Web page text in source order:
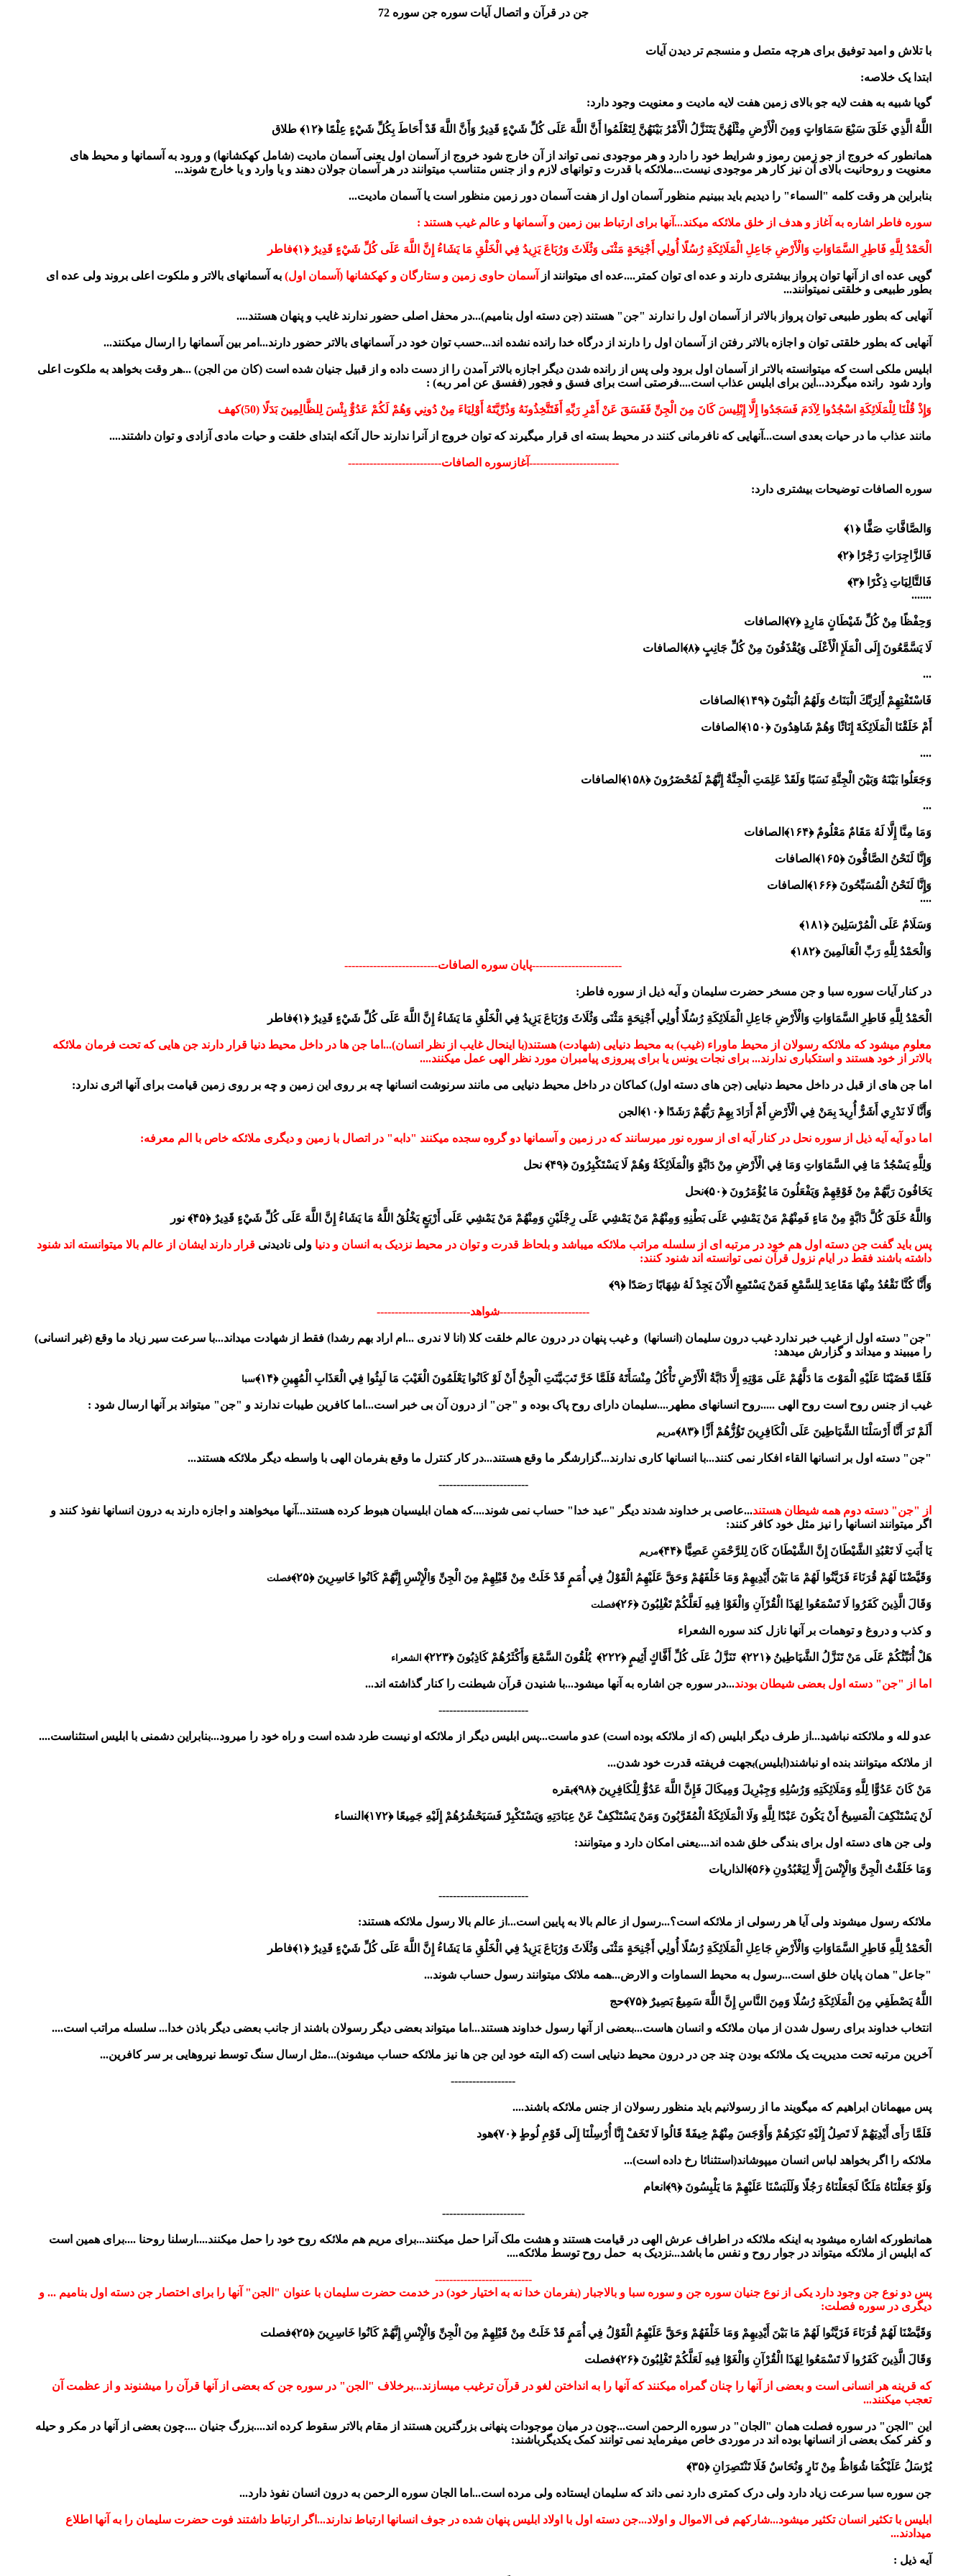
جن در قرآن و اتصال آیات سوره جن سوره 72
با تلاش و امید توفیق برای هرچه متصل و منسجم تر دیدن آیات
ابتدا یک خلاصه:
گویا شبیه به هفت لایه جو بالای زمین هفت لایه مادیت و معنویت وجود دارد:
اللَّهُ الَّذِي خَلَقَ سَبْعَ سَمَاوَاتٍ وَمِنَ الْأَرْضِ مِثْلَهُنَّ يَتَنَزَّلُ الْأَمْرُ بَيْنَهُنَّ لِتَعْلَمُوا أَنَّ اللَّهَ عَلَى كُلِّ شَيْءٍ قَدِيرٌ وَأَنَّ اللَّهَ قَدْ أَحَاطَ بِكُلِّ شَيْءٍ عِلْمًا ﴿۱۲﴾ طلاق
همانطور که خروج از جو زمین رموز و شرایط خود را دارد و هر موجودی نمی تواند از آن خارج شود خروج از آسمان اول یعنی آسمان مادیت (شامل کهکشانها) و ورود به آسمانها و محیط های
معنویت و روحانیت بالای آن نیز کار هر موجودی نیست...ملائکه با قدرت و توانهای لازم و از جنس متناسب میتوانند در هر آسمان جولان دهند و یا وارد و یا خارج شوند...
بنابراین هر وقت کلمه "السماء" را دیدیم باید ببینیم منظور آسمان اول از هفت آسمان دور زمین منظور است یا آسمان مادیت...
سوره فاطر اشاره به آغاز و هدف از خلق ملائکه میکند...آنها برای ارتباط بین زمین و آسمانها و عالم غیب هستند :
الْحَمْدُ لِلَّهِ فَاطِرِ السَّمَاوَاتِ وَالْأَرْضِ جَاعِلِ الْمَلَائِكَةِ رُسُلًا أُولِي أَجْنِحَةٍ مَثْنَى وَثُلَاثَ وَرُبَاعَ يَزِيدُ فِي الْخَلْقِ مَا يَشَاءُ إِنَّ اللَّهَ عَلَى كُلِّ شَيْءٍ قَدِيرٌ ﴿۱﴾ فاطر
گویی عده ای از آنها توان پرواز بیشتری دارند و عده ای توان کمتر....عده ای میتوانند از آسمان حاوی زمین و ستارگان و کهکشانها (آسمان اول) به آسمانهای بالاتر و ملکوت اعلی بروند ولی عده ای
بطور طبیعی و خلقتی نمیتوانند...
آنهایی که بطور طبیعی توان پرواز بالاتر از آسمان اول را ندارند "جن" هستند (جن دسته اول بنامیم)...در محفل اصلی حضور ندارند غایب و پنهان هستند....
آنهایی که بطور خلقتی توان و اجازه بالاتر رفتن از آسمان اول را دارند از درگاه خدا رانده نشده اند...حسب توان خود در آسمانهای بالاتر حضور دارند...امر بین آسمانها را ارسال میکنند...
ابلیس ملکی است که میتوانسته بالاتر از آسمان اول برود ولی پس از رانده شدن دیگر اجازه بالاتر آمدن را از دست داده و از قبیل جنیان شده است (کان من الجن) ...هر وقت بخواهد به ملکوت اعلی
وارد شود رانده میگردد...این برای ابلیس عذاب است....فرصتی است برای فسق و فجور (ففسق عن امر ربه) :
وَإِذْ قُلْنَا لِلْمَلَائِكَةِ اسْجُدُوا لِآدَمَ فَسَجَدُوا إِلَّا إِبْلِيسَ كَانَ مِنَ الْجِنِّ فَفَسَقَ عَنْ أَمْرِ رَبِّهِ أَفَتَتَّخِذُونَهُ وَذُرِّيَّتَهُ أَوْلِيَاءَ مِنْ دُونِي وَهُمْ لَكُمْ عَدُوٌّ بِئْسَ لِلظَّالِمِينَ بَدَلًا (50)کهف
مانند عذاب ما در حیات بعدی است...آنهایی که نافرمانی کنند در محیط بسته ای قرار میگیرند که توان خروج از آنرا ندارند حال آنکه ابتدای خلقت و حیات مادی آزادی و توان داشتند....
-------------------------آغازسوره الصافات--------------------------
سوره الصافات توضیحات بیشتری دارد:
وَالصَّافَّاتِ صَفًّا ﴿۱﴾
فَالزَّاجِرَاتِ زَجْرًا ﴿۲﴾
فَالتَّالِيَاتِ ذِكْرًا ﴿۳﴾
.......
وَحِفْظًا مِنْ كُلِّ شَيْطَانٍ مَارِدٍ ﴿۷﴾ الصافات
لَا يَسَّمَّعُونَ إِلَى الْمَلَإِ الْأَعْلَى وَيُقْذَفُونَ مِنْ كُلِّ جَانِبٍ ﴿۸﴾ الصافات
...
فَاسْتَفْتِهِمْ أَلِرَبِّكَ الْبَنَاتُ وَلَهُمُ الْبَنُونَ ﴿۱۴۹﴾ الصافات
أَمْ خَلَقْنَا الْمَلَائِكَةَ إِنَاثًا وَهُمْ شَاهِدُونَ ﴿۱۵۰﴾ الصافات
....
وَجَعَلُوا بَيْنَهُ وَبَيْنَ الْجِنَّةِ نَسَبًا وَلَقَدْ عَلِمَتِ الْجِنَّةُ إِنَّهُمْ لَمُحْضَرُونَ ﴿۱۵۸﴾ الصافات
...
وَمَا مِنَّا إِلَّا لَهُ مَقَامٌ مَعْلُومٌ ﴿۱۶۴﴾الصافات
وَإِنَّا لَنَحْنُ الصَّافُّونَ ﴿۱۶۵﴾ الصافات
وَإِنَّا لَنَحْنُ الْمُسَبِّحُونَ ﴿۱۶۶﴾
الصافات
....
وَسَلَامٌ عَلَى الْمُرْسَلِينَ ﴿۱۸۱﴾
وَالْحَمْدُ لِلَّهِ رَبِّ الْعَالَمِينَ ﴿۱۸۲﴾
-------------------------پایان سوره الصافات--------------------------
در کنار آیات سوره سبا و جن مسخر حضرت سلیمان و آیه ذیل از سوره فاطر:
الْحَمْدُ لِلَّهِ فَاطِرِ السَّمَاوَاتِ وَالْأَرْضِ جَاعِلِ الْمَلَائِكَةِ رُسُلًا أُولِي أَجْنِحَةٍ مَثْنَى وَثُلَاثَ وَرُبَاعَ يَزِيدُ فِي الْخَلْقِ مَا يَشَاءُ إِنَّ اللَّهَ عَلَى كُلِّ شَيْءٍ قَدِيرٌ ﴿۱﴾ فاطر
معلوم میشود که ملائکه رسولان از محیط ماوراء (غیب) به محیط دنیایی (شهادت) هستند(با اینحال غایب از نظر انسان)...اما جن ها در داخل محیط دنیا قرار دارند جن هایی که تحت فرمان ملائکه
بالاتر از خود هستند و استکباری ندارند... برای نجات یونس یا برای پیروزی پیامبران مورد نظر الهی عمل میکنند....
اما جن های از قبل در داخل محیط دنیایی (جن های دسته اول) کماکان در داخل محیط دنیایی می مانند سرنوشت انسانها چه بر روی این زمین و چه بر روی زمین قیامت برای آنها اثری ندارد:
وَأَنَّا لَا نَدْرِي أَشَرٌّ أُرِيدَ بِمَنْ فِي الْأَرْضِ أَمْ أَرَادَ بِهِمْ رَبُّهُمْ رَشَدًا ﴿۱۰﴾ الجن
اما دو آیه آیه ذیل از سوره نحل در کنار آیه ای از سوره نور میرسانند که در زمین و آسمانها دو گروه سجده میکنند "دابه" در اتصال با زمین و دیگری ملائکه خاص با الم معرفه:
وَلِلَّهِ يَسْجُدُ مَا فِي السَّمَاوَاتِ وَمَا فِي الْأَرْضِ مِنْ دَابَّةٍ وَالْمَلَائِكَةُ وَهُمْ لَا يَسْتَكْبِرُونَ ﴿۴۹﴾ نحل
يَخَافُونَ رَبَّهُمْ مِنْ فَوْقِهِمْ وَيَفْعَلُونَ مَا يُؤْمَرُونَ ﴿۵۰﴾نحل
وَاللَّهُ خَلَقَ كُلَّ دَابَّةٍ مِنْ مَاءٍ فَمِنْهُمْ مَنْ يَمْشِي عَلَى بَطْنِهِ وَمِنْهُمْ مَنْ يَمْشِي عَلَى رِجْلَيْنِ وَمِنْهُمْ مَنْ يَمْشِي عَلَى أَرْبَعٍ يَخْلُقُ اللَّهُ مَا يَشَاءُ إِنَّ اللَّهَ عَلَى كُلِّ شَيْءٍ قَدِيرٌ ﴿۴۵﴾ نور
پس باید گفت جن دسته اول هم خود در مرتبه ای از سلسله مراتب ملائکه میباشد و بلحاظ قدرت و توان در محیط نزدیک به انسان و دنیا ولی نادیدنی قرار دارند ایشان از عالم بالا میتوانسته اند شنود
داشته باشند فقط در ایام نزول قرآن نمی توانسته اند شنود کنند:
وَأَنَّا كُنَّا نَقْعُدُ مِنْهَا مَقَاعِدَ لِلسَّمْعِ فَمَنْ يَسْتَمِعِ الْآنَ يَجِدْ لَهُ شِهَابًا رَصَدًا ﴿۹﴾
-------------------------شواهد--------------------------
"جن" دسته اول از غیب خبر ندارد غیب درون سلیمان (انسانها) و غیب پنهان در درون عالم خلقت کلا (انا لا ندری ...ام اراد بهم رشدا) فقط از شهادت میداند...با سرعت سیر زیاد ما وقع (غیر انسانی)
را میبیند و میداند و گزارش میدهد:
فَلَمَّا قَضَيْنَا عَلَيْهِ الْمَوْتَ مَا دَلَّهُمْ عَلَى مَوْتِهِ إِلَّا دَابَّةُ الْأَرْضِ تَأْكُلُ مِنْسَأَتَهُ فَلَمَّا خَرَّ تَبَيَّنَتِ الْجِنُّ أَنْ لَوْ كَانُوا يَعْلَمُونَ الْغَيْبَ مَا لَبِثُوا فِي الْعَذَابِ الْمُهِينِ ﴿۱۴﴾ سبا
غیب از جنس روح است روح الهی .....روح انسانهای مطهر....سلیمان دارای روح پاک بوده و "جن" از درون آن بی خبر است...اما کافرین طیبات ندارند و "جن" میتواند بر آنها ارسال شود :
أَلَمْ تَرَ أَنَّا أَرْسَلْنَا الشَّيَاطِينَ عَلَى الْكَافِرِينَ تَؤُزُّهُمْ أَزًّا ﴿۸۳﴾ مریم
"جن" دسته اول بر انسانها القاء افکار نمی کنند...با انسانها کاری ندارند...گزارشگر ما وقع هستند...در کار کنترل ما وقع بفرمان الهی با واسطه دیگر ملائکه هستند...
-------------------------
از "جن" دسته دوم همه شیطان هستند...عاصی بر خداوند شدند دیگر "عبد خدا" حساب نمی شوند....که همان ابلیسیان هبوط کرده هستند...آنها میخواهند و اجازه دارند به درون انسانها نفوذ کنند و
اگر میتوانند انسانها را نیز مثل خود کافر کنند:
يَا أَبَتِ لَا تَعْبُدِ الشَّيْطَانَ إِنَّ الشَّيْطَانَ كَانَ لِلرَّحْمَنِ عَصِيًّا ﴿۴۴﴾ مریم
وَقَيَّضْنَا لَهُمْ قُرَنَاءَ فَزَيَّنُوا لَهُمْ مَا بَيْنَ أَيْدِيهِمْ وَمَا خَلْفَهُمْ وَحَقَّ عَلَيْهِمُ الْقَوْلُ فِي أُمَمٍ قَدْ خَلَتْ مِنْ قَبْلِهِمْ مِنَ الْجِنِّ وَالْإِنْسِ إِنَّهُمْ كَانُوا خَاسِرِينَ ﴿۲۵﴾ فصلت
وَقَالَ الَّذِينَ كَفَرُوا لَا تَسْمَعُوا لِهَذَا الْقُرْآنِ وَالْغَوْا فِيهِ لَعَلَّكُمْ تَغْلِبُونَ ﴿۲۶﴾ فصلت
و کذب و دروغ و توهمات بر آنها نازل کند سوره الشعراء
هَلْ أُنَبِّئُكُمْ عَلَى مَنْ تَنَزَّلُ الشَّيَاطِينُ ﴿۲۲۱﴾ تَنَزَّلُ عَلَى كُلِّ أَفَّاكٍ أَثِيمٍ ﴿۲۲۲﴾ يُلْقُونَ السَّمْعَ وَأَكْثَرُهُمْ كَاذِبُونَ ﴿۲۲۳﴾ الشعراء
اما از "جن" دسته اول بعضی شیطان بودند...در سوره جن اشاره به آنها میشود...با شنیدن قرآن شیطنت را کنار گذاشته اند...
-------------------------
عدو لله و ملائکته نباشید...از طرف دیگر ابلیس (که از ملائکه بوده است) عدو ماست...پس ابلیس دیگر از ملائکه او نیست طرد شده است و راه خود را میرود...بنابراین دشمنی با ابلیس استثناست....
از ملائکه میتوانند بنده او نباشند(ابلیس)بجهت فریفته قدرت خود شدن...
مَنْ كَانَ عَدُوًّا لِلَّهِ وَمَلَائِكَتِهِ وَرُسُلِهِ وَجِبْرِيلَ وَمِيكَالَ فَإِنَّ اللَّهَ عَدُوٌّ لِلْكَافِرِينَ ﴿۹۸﴾ بقره
لَنْ يَسْتَنْكِفَ الْمَسِيحُ أَنْ يَكُونَ عَبْدًا لِلَّهِ وَلَا الْمَلَائِكَةُ الْمُقَرَّبُونَ وَمَنْ يَسْتَنْكِفْ عَنْ عِبَادَتِهِ وَيَسْتَكْبِرْ فَسَيَحْشُرُهُمْ إِلَيْهِ جَمِيعًا ﴿۱۷۲﴾ النساء
ولی جن های دسته اول برای بندگی خلق شده اند....یعنی امکان دارد و میتوانند:
وَمَا خَلَقْتُ الْجِنَّ وَالْإِنْسَ إِلَّا لِيَعْبُدُونِ ﴿۵۶﴾الذاریات
-------------------------
ملائکه رسول میشوند ولی آیا هر رسولی از ملائکه است؟...رسول از عالم بالا به پایین است...از عالم بالا رسول ملائکه هستند:
الْحَمْدُ لِلَّهِ فَاطِرِ السَّمَاوَاتِ وَالْأَرْضِ جَاعِلِ الْمَلَائِكَةِ رُسُلًا أُولِي أَجْنِحَةٍ مَثْنَى وَثُلَاثَ وَرُبَاعَ يَزِيدُ فِي الْخَلْقِ مَا يَشَاءُ إِنَّ اللَّهَ عَلَى كُلِّ شَيْءٍ قَدِيرٌ ﴿۱﴾ فاطر
"جاعل" همان پایان خلق است...رسول به محیط السماوات و الارض...همه ملائک میتوانند رسول حساب شوند...
اللَّهُ يَصْطَفِي مِنَ الْمَلَائِكَةِ رُسُلًا وَمِنَ النَّاسِ إِنَّ اللَّهَ سَمِيعٌ بَصِيرٌ ﴿۷۵﴾ حج
انتخاب خداوند برای رسول شدن از میان ملائکه و انسان هاست...بعضی از آنها رسول خداوند هستند...اما میتواند بعضی دیگر رسولان باشند از جانب بعضی دیگر باذن خدا... سلسله مراتب است....
آخرین مرتبه تحت مدیریت یک ملائکه بودن چند جن در درون محیط دنیایی است (که البته خود این جن ها نیز ملائکه حساب میشوند)...مثل ارسال سنگ توسط نیروهایی بر سر کافرین...
------------------
پس میهمانان ابراهیم که میگویند ما از رسولانیم باید منظور رسولان از جنس ملائکه باشند....
فَلَمَّا رَأَى أَيْدِيَهُمْ لَا تَصِلُ إِلَيْهِ نَكِرَهُمْ وَأَوْجَسَ مِنْهُمْ خِيفَةً قَالُوا لَا تَخَفْ إِنَّا أُرْسِلْنَا إِلَى قَوْمِ لُوطٍ ﴿۷۰﴾ هود
ملائکه را اگر بخواهد لباس انسان میپوشاند(استثنائا رخ داده است)...
وَلَوْ جَعَلْنَاهُ مَلَكًا لَجَعَلْنَاهُ رَجُلًا وَلَلَبَسْنَا عَلَيْهِمْ مَا يَلْبِسُونَ ﴿۹﴾ انعام
-----------------------
همانطورکه اشاره میشود به اینکه ملائکه در اطراف عرش الهی در قیامت هستند و هشت ملک آنرا حمل میکنند...برای مریم هم ملائکه روح خود را حمل میکنند....ارسلنا روحنا ....برای همین است
که ابلیس از ملائکه میتواند در جوار روح و نفس ما باشد...نزدیک به حمل روح توسط ملائکه....
---------------------------
پس دو نوع جن وجود دارد یکی از نوع جنیان سوره جن و سوره سبا و بالاجبار (بفرمان خدا نه به اختیار خود) در خدمت حضرت سلیمان با عنوان "الجن" آنها را برای اختصار جن دسته اول بنامیم ... و
دیگری در سوره فصلت:
وَقَيَّضْنَا لَهُمْ قُرَنَاءَ فَزَيَّنُوا لَهُمْ مَا بَيْنَ أَيْدِيهِمْ وَمَا خَلْفَهُمْ وَحَقَّ عَلَيْهِمُ الْقَوْلُ فِي أُمَمٍ قَدْ خَلَتْ مِنْ قَبْلِهِمْ مِنَ الْجِنِّ وَالْإِنْسِ إِنَّهُمْ كَانُوا خَاسِرِينَ ﴿۲۵﴾ فصلت
وَقَالَ الَّذِينَ كَفَرُوا لَا تَسْمَعُوا لِهَذَا الْقُرْآنِ وَالْغَوْا فِيهِ لَعَلَّكُمْ تَغْلِبُونَ ﴿۲۶﴾ فصلت
که قرینه هر انسانی است و بعضی از آنها را چنان گمراه میکنند که آنها را به انداختن لغو در قرآن ترغیب میسازند...برخلاف "الجن" در سوره جن که بعضی از آنها قرآن را میشنوند و از عظمت آن
تعجب میکنند...
این "الجن" در سوره فصلت همان "الجان" در سوره الرحمن است...چون در میان موجودات پنهانی بزرگترین هستند از مقام بالاتر سقوط کرده اند....بزرگ جنیان ....چون بعضی از آنها در مکر و حیله
و کفر کمک بعضی از انسانها بوده اند در موردی خاص میفرماید نمی توانند کمک یکدیگرباشند:
يُرْسَلُ عَلَيْكُمَا شُوَاظٌ مِنْ نَارٍ وَنُحَاسٌ فَلَا تَنْتَصِرَانِ ﴿۳۵﴾
جن سوره سبا سرعت زیاد دارد ولی درک کمتری دارد نمی داند که سلیمان ایستاده ولی مرده است...اما الجان سوره الرحمن به درون انسان نفوذ دارد...
ابلیس با تکثیر انسان تکثیر میشود...شارکهم فی الاموال و اولاد...جن دسته اول با اولاد ابلیس پنهان شده در جوف انسانها ارتباط ندارند...اگر ارتباط داشتند فوت حضرت سلیمان را به آنها اطلاع
میدادند...
آیه ذیل :